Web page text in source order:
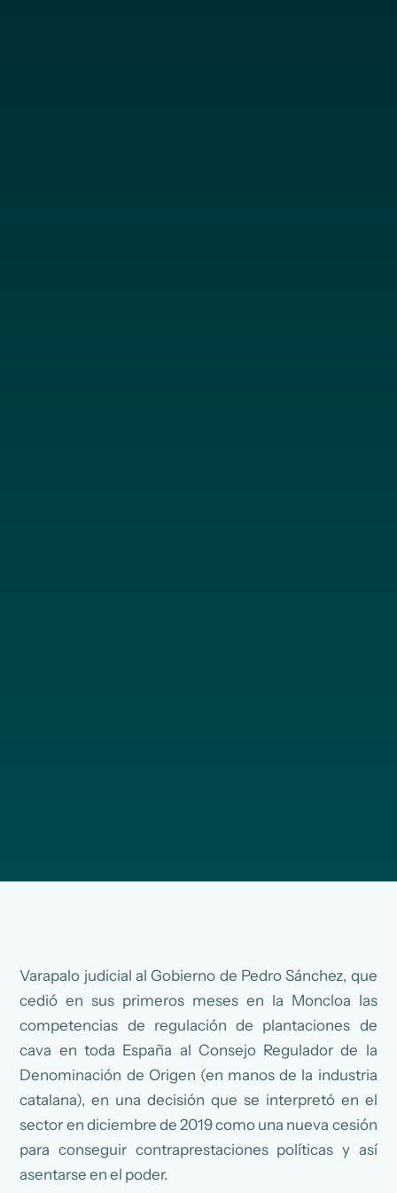
Varapalo judicial al Gobierno de Pedro Sánchez, que
cedió en sus primeros meses en la Moncloa las
competencias de regulación de plantaciones de
cava en toda España al Consejo Regulador de la
Denominación de Origen (en manos de la industria
catalana), en una decisión que se interpretó en el
sector en diciembre de 2019 como una nueva cesión
para conseguir contraprestaciones políticas y así
asentarse en el poder.